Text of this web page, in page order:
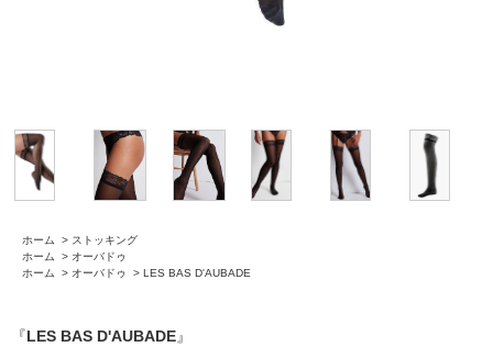
ホーム > ストッキング
ホーム
> オーバドゥ
ホーム
> オーバドゥ > LES BAS D'AUBADE
『LES BAS D'AUBADE』